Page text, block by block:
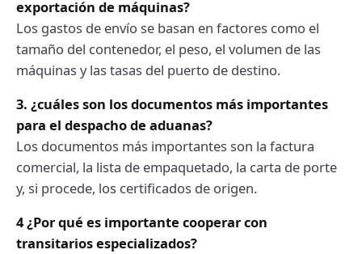
exportación de máquinas?
Los gastos de envío se basan en factores como el
tamaño del contenedor, el peso, el volumen de las
máquinas y las tasas del puerto de destino.
3. ¿cuáles son los documentos más importantes
para el despacho de aduanas?
Los documentos más importantes son la factura
comercial, la lista de empaquetado, la carta de porte
y, si procede, los certificados de origen.
4 ¿Por qué es importante cooperar con
transitarios especializados?